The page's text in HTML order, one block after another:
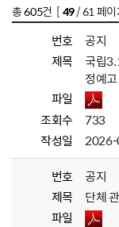
총605건 [49/ 61 페이
번호
공지
제목
국립
정예고
파일
조회수
733
작성일
번호
공지
제목
단체
파일